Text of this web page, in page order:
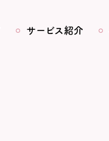
サービス紹介